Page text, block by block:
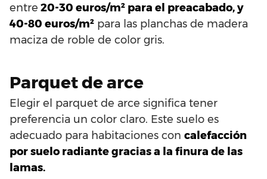
entre 20-30 euros/m² para el preacabado, y
40-80 euros/m² para las planchas de madera
maciza de roble de color gris.
Parquet de arce
Elegir el parquet de arce significa tener
preferencia un color claro. Este suelo es
adecuado para habitaciones con calefacción
por suelo radiante gracias a la finura de las
lamas.